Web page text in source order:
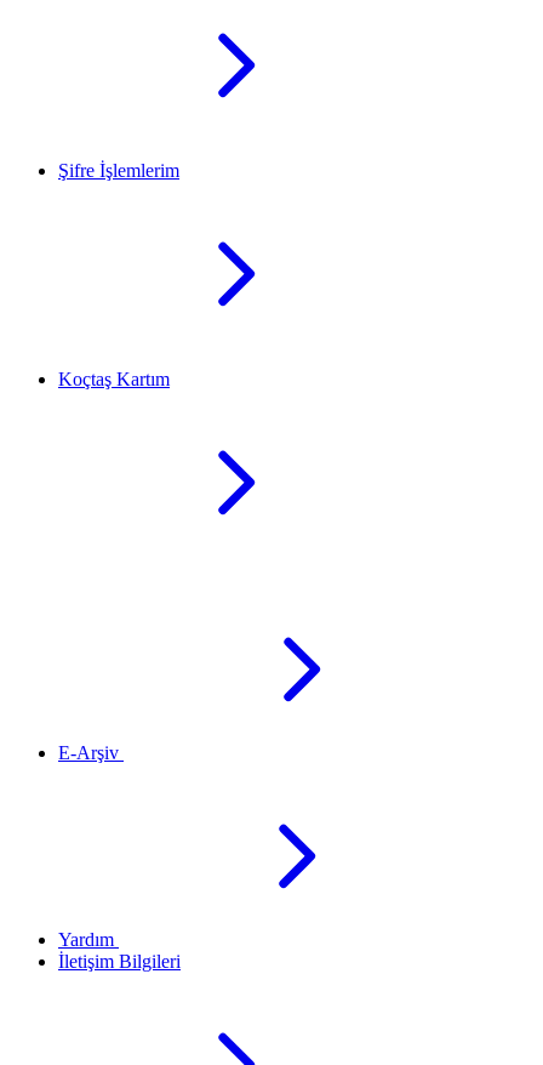
Şifre İşlemlerim
Koçtaş Kartım
E-Arşiv
Yardım
İletişim Bilgileri